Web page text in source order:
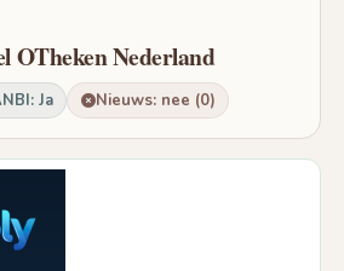
OTheken Nederland
Ja Nieuws: nee (0)